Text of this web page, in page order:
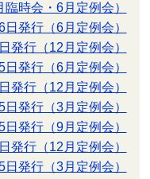
時会・6月定例会）
発行（6月定例会）
行（12月定例会）
発行（6月定例会）
行（12月定例会）
発行（3月定例会）
発行（9月定例会）
行（12月定例会）
発行（3月定例会）